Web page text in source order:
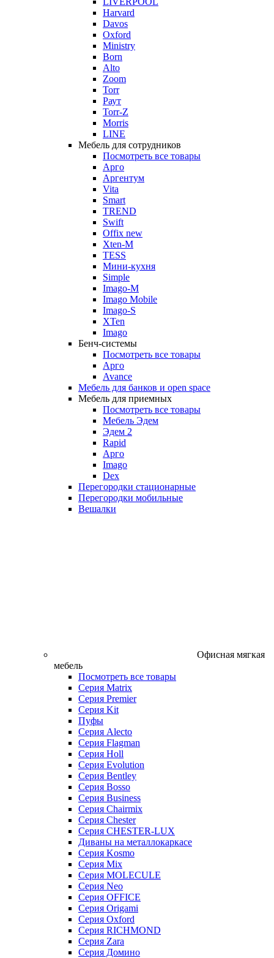
Harvard
Davos
Oxford
Ministry
Born
Alto
Zoom
Torr
Раут
Torr-Z
Morris
LINE
Мебель для сотрудников
Посмотреть все товары
Арго
Аргентум
Vita
Smart
TREND
Swift
Offix new
Xten-M
TESS
Мини-кухня
Simple
Imago-M
Imago Mobile
Imago-S
XTen
Imago
Бенч-системы
Посмотреть все товары
Арго
Avance
Мебель для банков и open space
Мебель для приемных
Посмотреть все товары
Мебель Эдем
Эдем 2
Rapid
Арго
Imago
Dex
Перегородки стационарные
Перегородки мобильные
Вешалки
Офисная мягкая
мебель
Посмотреть все товары
Серия Matrix
Серия Premier
Серия Kit
Пуфы
Серия Alecto
Серия Flagman
Серия Holl
Серия Evolution
Серия Bentley
Серия Bosso
Серия Business
Серия Chairmix
Серия Chester
Серия CHESTER-LUX
Диваны на металлокаркасе
Серия Kosmo
Серия Mix
Серия MOLECULE
Серия Neo
Серия OFFICE
Серия Origami
Серия Oxford
Серия RICHMOND
Серия Zara
Серия Домино